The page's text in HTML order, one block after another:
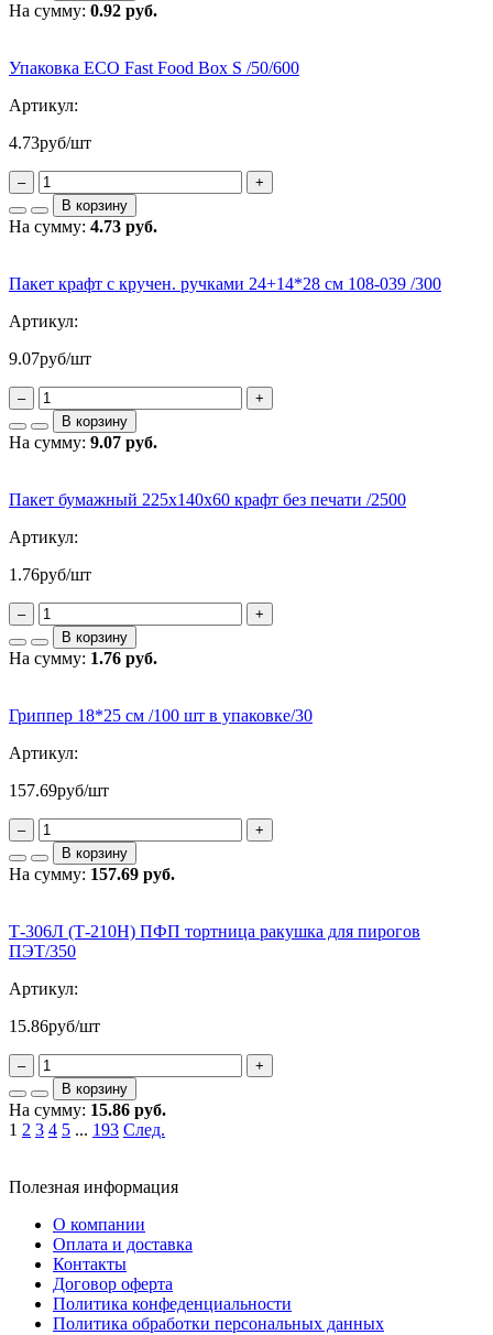
На сумму: 0.92 руб.
Упаковка ECO Fast Food Box S /50/600
Артикул:
4.73руб/шт
–
+
В корзину
На сумму: 4.73 руб.
Пакет крафт с кручен. ручками 24+14*28 см 108-039 /300
Артикул:
9.07руб/шт
–
+
В корзину
На сумму: 9.07 руб.
Пакет бумажный 225х140х60 крафт без печати /2500
Артикул:
1.76руб/шт
–
+
В корзину
На сумму: 1.76 руб.
Гриппер 18*25 см /100 шт в упаковке/30
Артикул:
157.69руб/шт
–
+
В корзину
На сумму: 157.69 руб.
Т-306Л (Т-210Н) ПФП тортница ракушка для пирогов
ПЭТ/350
Артикул:
15.86руб/шт
–
+
В корзину
На сумму: 15.86 руб.
1 2 3 4 5 ... 193 След.
Полезная информация
О компании
Оплата и доставка
Контакты
Договор оферта
Политика конфеденциальности
Политика обработки персональных данных